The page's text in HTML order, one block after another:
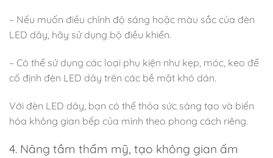
– Nếu muốn điều chỉnh độ sáng hoặc màu sắc của đèn
LED dây, hãy sử dụng bộ điều khiển.
– Có thể sử dụng các loại phụ kiện như kẹp, móc, keo để
cố định đèn LED dây trên các bề mặt khó dán.
Với đèn LED dây, bạn có thể thỏa sức sáng tạo và biến
hóa không gian bếp của mình theo phong cách riêng.
4. Nâng tầm thẩm mỹ, tạo không gian ấm